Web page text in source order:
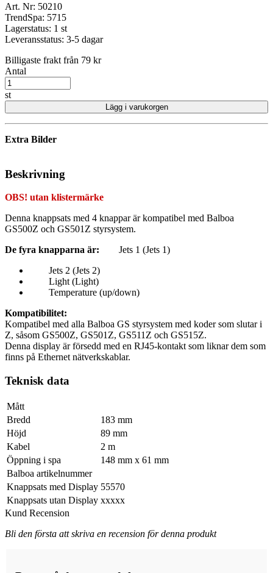
Art. Nr: 50210
TrendSpa: 5715
Lagerstatus: 1 st
Leveransstatus: 3-5 dagar
Billigaste frakt från 79 kr
Antal
st
Lägg i varukorgen
Extra Bilder
Beskrivning
OBS! utan klistermärke
Denna knappsats med 4 knappar är kompatibel med Balboa
GS500Z och GS501Z styrsystem.
De fyra knapparna är: Jets 1 (Jets 1)
Jets 2 (Jets 2)
Light (Light)
Temperature (up/down)
Kompatibilitet:
Kompatibel med alla Balboa GS styrsystem med koder som slutar i
Z, såsom GS500Z, GS501Z, GS511Z och GS515Z.
Denna display är försedd med en RJ45-kontakt som liknar dem som
finns på Ethernet nätverkskablar.
Teknisk data
Mått
Bredd
183 mm
Höjd
89 mm
Kabel
2 m
Öppning i spa
148 mm x 61 mm
Balboa artikelnummer
Knappsats med Display 55570
Knappsats utan Display xxxxx
Kund Recension
Bli den första att skriva en recension för denna produkt